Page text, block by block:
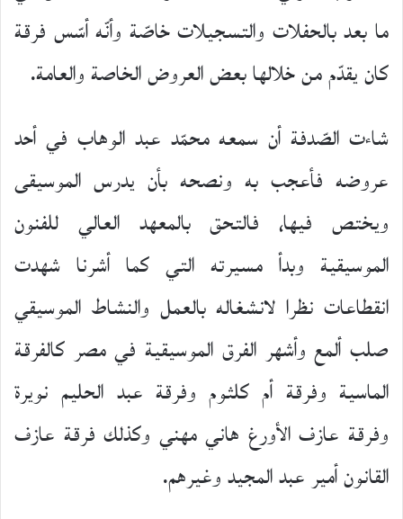
ما بعد بالحفلات والتسجيلات خاصّة وأنّه أسّس فرقة
كان يقدّم من خلالها بعض العروض الخاصة والعامة.
شاءت الصّدفة أن سمعه محمّد عبد الوهاب في أحد
عروضه فأعجب به ونصحه بأن يدرس الموسيقى
ويختص فيها، فالتحق بالمعهد العالي للفنون
الموسيقية وبدأ مسيرته التي كما أشرنا شهدت
انقطاعات نظرا لانشغاله بالعمل والنشاط الموسيقي
صلب ألمع وأشهر الفرق الموسيقية في مصر كالفرقة
الماسية وفرقة أم كلثوم وفرقة عبد الحليم نويرة
وفرقة عازف الأورغ هاني مهني وكذلك فرقة عازف
القانون أمير عبد المجيد وغيرهم.